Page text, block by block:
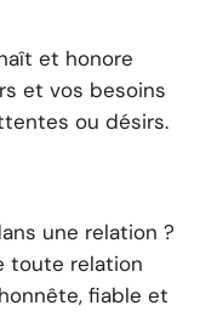
et honore
et vos besoins
ou désirs.
une relation ?
toute relation
fiable et